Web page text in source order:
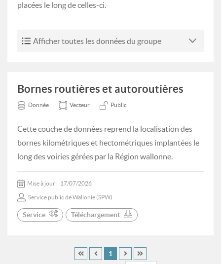
placées le long de celles-ci.
Afficher toutes les données du groupe
Bornes routières et autoroutières
Donnée Vecteur Public
Cette couche de données reprend la localisation des
bornes kilométriques et hectométriques implantées le
long des voiries gérées par la Région wallonne.
Mise à jour: 17/07/2026
Service public de Wallonie (SPW)
Service Téléchargement
1